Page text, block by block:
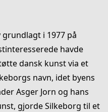
i 1977 på
havde
dansk kunst via et
navn, idet byens
Asger Jorn og hans
gjorde Silkeborg til et